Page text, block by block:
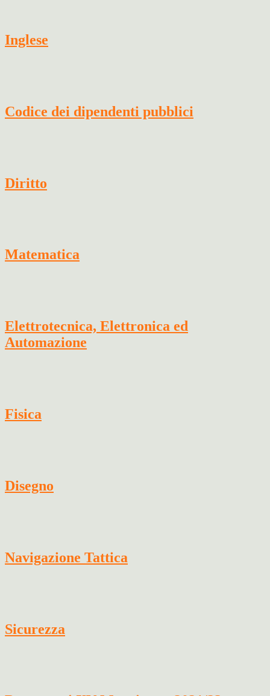
Inglese
Codice dei dipendenti pubblici
Diritto
Matematica
Elettrotecnica, Elettronica ed
Automazione
Fisica
Disegno
Navigazione Tattica
Sicurezza